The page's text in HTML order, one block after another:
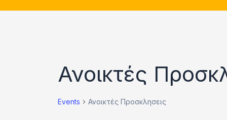
Ανοικτές
Events Ανοικτές Προσκλησεις
Events
for